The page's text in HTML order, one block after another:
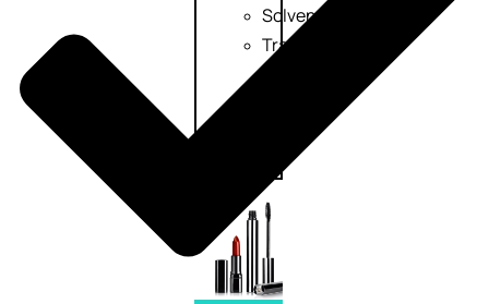
Solvente
Trattamenti
unghie